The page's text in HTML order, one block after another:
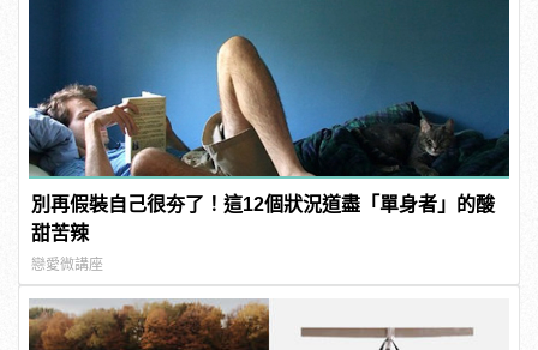
別再假裝自己很夯了！這12個狀況道盡「單身者」的酸
甜苦辣
戀愛微講座